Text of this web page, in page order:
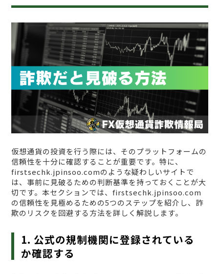
仮想通貨の投資を行う際には、そのプラットフォームの
信頼性を十分に確認することが重要です。特に、
firstsechk.jpinsoo.comのような疑わしいサイトで
は、事前に見破るための判断基準を持っておくことが大
切です。本セクションでは、firstsechk.jpinsoo.com
の信頼性を見極めるための5つのステップを紹介し、詐
欺のリスクを回避する方法を詳しく解説します。
1. 公式の規制機関に登録されている
か確認する